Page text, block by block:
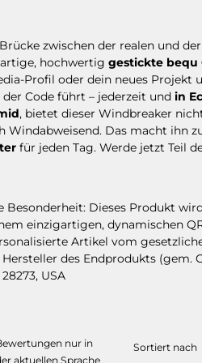
zwischen der realen und
hochwertig gestickte bequ
Profil oder dein neues Projekt
Code führt – jederzeit und in
, bietet dieser Windbreaker
Das macht ihn
für jeden Tag. Werde jetzt Teil
Besonderheit: Dieses Produkt
einzigartigen, dynamischen
Artikel vom
des Endprodukts (gem.
USA
nur in
aktuellen Sprache
Sortiert nach